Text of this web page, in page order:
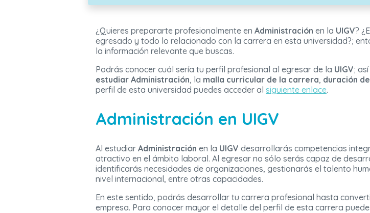
¿Quieres prepararte profesionalmente en Administración en la UIGV?
egresado y todo lo relacionado con la carrera en esta universidad?;
la información relevante que buscas.
Podrás conocer cuál sería tu perfil profesional al egresar de la UIGV;
estudiar Administración, la malla curricular de la carrera, duración
perfil de esta universidad puedes acceder al siguiente enlace.
Administración en UIGV
Al estudiar Administración en la UIGV desarrollarás competencias
atractivo en el ámbito laboral. Al egresar no sólo serás capaz de
identificarás necesidades de organizaciones, gestionarás el talento
nivel internacional, entre otras capacidades.
En este sentido, podrás desarrollar tu carrera profesional hasta
empresa. Para conocer mayor el detalle del perfil de esta carrera